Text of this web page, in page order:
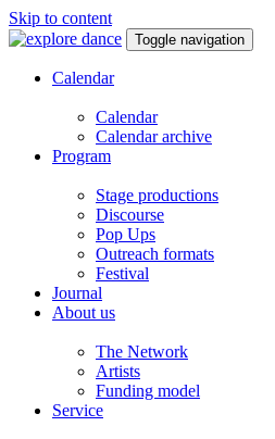
Skip to content
Toggle navigation
Calendar
Calendar
Calendar archive
Program
Stage productions
Discourse
Pop Ups
Outreach formats
Festival
Journal
About us
The Network
Artists
Funding model
Service